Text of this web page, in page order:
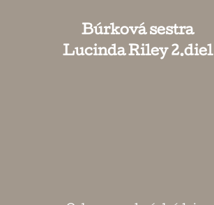
Búrková sestra
Lucinda Riley 2.diel